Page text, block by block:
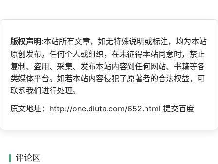
版权声明:本站所有文章，如无特殊说明或标注，均为本站
原创发布。任何个人或组织，在未征得本站同意时，禁止
复制、盗用、采集、发布本站内容到任何网站、书籍等各
类媒体平台。如若本站内容侵犯了原著者的合法权益，可
联系我们进行处理。
原文地址：http://one.diuta.com/652.html 提交百度
评论区